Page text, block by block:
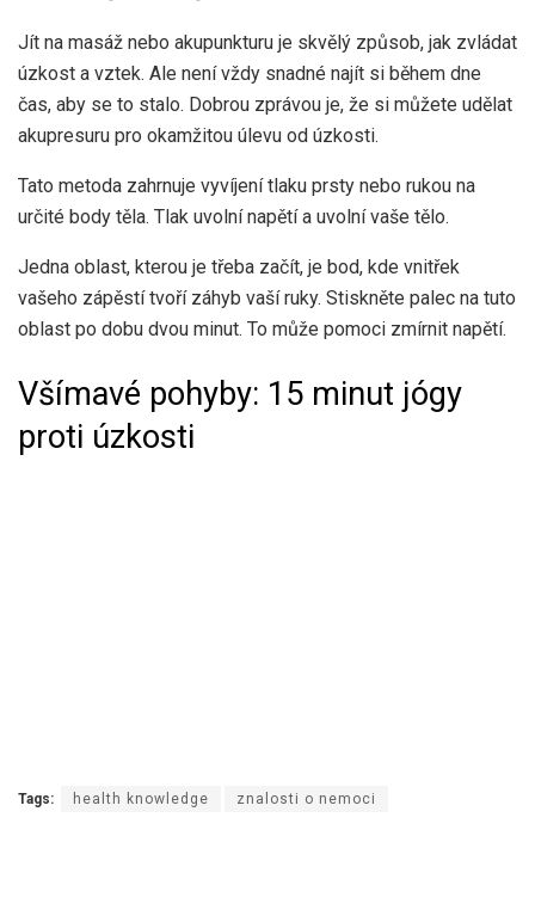
Jít na masáž nebo akupunkturu je skvělý způsob, jak zvládat
úzkost a vztek. Ale není vždy snadné najít si během dne
čas, aby se to stalo. Dobrou zprávou je, že si můžete udělat
akupresuru pro okamžitou úlevu od úzkosti.
Tato metoda zahrnuje vyvíjení tlaku prsty nebo rukou na
určité body těla. Tlak uvolní napětí a uvolní vaše tělo.
Jedna oblast, kterou je třeba začít, je bod, kde vnitřek
vašeho zápěstí tvoří záhyb vaší ruky. Stiskněte palec na tuto
oblast po dobu dvou minut. To může pomoci zmírnit napětí.
Všímavé pohyby: 15 minut jógy
proti úzkosti
Tags: health knowledge znalosti o nemoci